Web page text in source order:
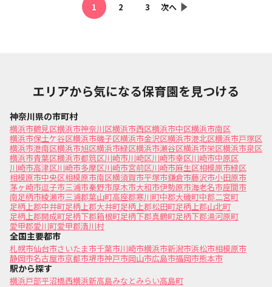
1 2 3 次へ
エリアから気になる保育園を見つける
神奈川県の市町村
横浜市鶴見区横浜市神奈川区横浜市西区横浜市中区横浜市南区
横浜市保土ケ谷区横浜市磯子区横浜市金沢区横浜市港北区横浜市戸塚区
横浜市港南区横浜市旭区横浜市緑区横浜市瀬谷区横浜市栄区横浜市泉区
横浜市青葉区横浜市都筑区川崎市川崎区川崎市幸区川崎市中原区
川崎市高津区川崎市多摩区川崎市宮前区川崎市麻生区相模原市緑区
相模原市中央区相模原市南区横須賀市平塚市鎌倉市藤沢市小田原市
茅ヶ崎市逗子市三浦市秦野市厚木市大和市伊勢原市海老名市座間市
南足柄市綾瀬市三浦郡葉山町高座郡寒川町中郡大磯町中郡二宮町
足柄上郡中井町足柄上郡大井町足柄上郡松田町足柄上郡山北町
足柄上郡開成町足柄下郡箱根町足柄下郡真鶴町足柄下郡湯河原町
愛甲郡愛川町愛甲郡清川村
全国主要都市
札幌市仙台市さいたま市千葉市川崎市横浜市新潟市浜松市相模原市
静岡市名古屋市京都市堺市神戸市岡山市広島市福岡市熊本市
駅から探す
横浜戸部平沼橋西横浜新高島みなとみらい高島町